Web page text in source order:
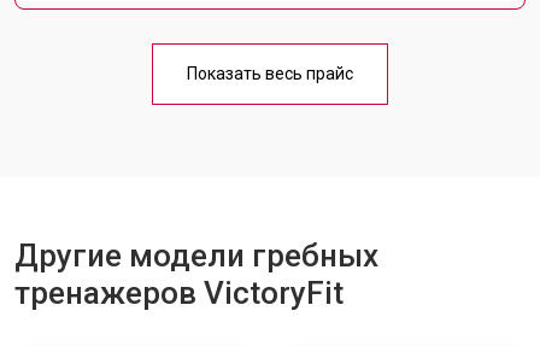
Показать весь прайс
Другие модели гребных
тренажеров VictoryFit